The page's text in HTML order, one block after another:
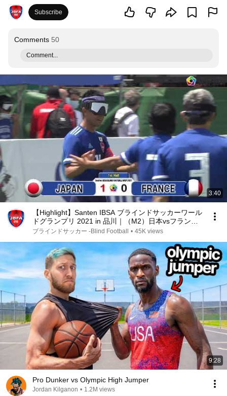
Subscribe
Comments 50
Comment...
3:40
【Highlight】Santen IBSA ブラインドサッカーワール
ドグランプリ 2021 in 品川｜（M2）日本vsフランス
(2021.5.30)
ブラインドサッカー -Blind Football • 45K views
9:28
Pro Dunker vs Olympic High Jumper
Jordan Kilganon • 1.2M views